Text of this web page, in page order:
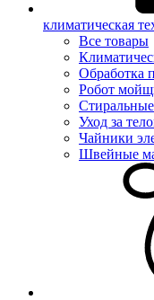
климатическая
Все товары
Обработка
Робот
Уход за
Чайники
Швейные